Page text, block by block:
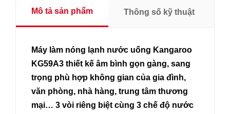
Mô tả sản phẩm Thông số kỹ thuật
Máy làm nóng lạnh nước uống Kangaroo
KG59A3 thiết kế âm bình gọn gàng, sang
trọng phù hợp không gian của gia đình,
văn phòng, nhà hàng, trung tâm thương
mại… 3 vòi riêng biệt cùng 3 chế độ nước